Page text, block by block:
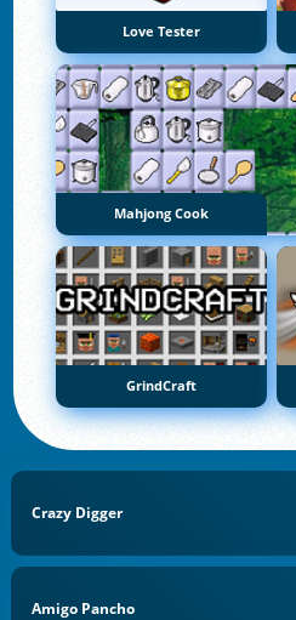
Love Tester
Mahjong Cook
GrindCraft
Crazy Digger
Amigo Pancho